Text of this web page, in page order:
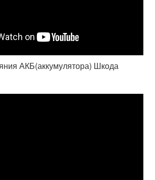
АКБ(аккумулятора) Шкода